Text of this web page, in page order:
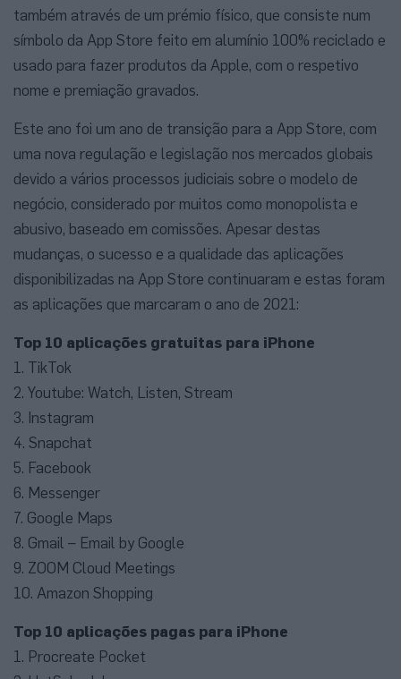
também através de um prémio físico, que consiste num
símbolo da App Store feito em alumínio 100% reciclado e
usado para fazer produtos da Apple, com o respetivo
nome e premiação gravados.
Este ano foi um ano de transição para a App Store, com
uma nova regulação e legislação nos mercados globais
devido a vários processos judiciais sobre o modelo de
negócio, considerado por muitos como monopolista e
abusivo, baseado em comissões. Apesar destas
mudanças, o sucesso e a qualidade das aplicações
disponibilizadas na App Store continuaram e estas foram
as aplicações que marcaram o ano de 2021:
Top 10 aplicações gratuitas para iPhone
1. TikTok
2. Youtube: Watch, Listen, Stream
3. Instagram
4. Snapchat
5. Facebook
6. Messenger
7. Google Maps
8. Gmail – Email by Google
9. ZOOM Cloud Meetings
10. Amazon Shopping
Top 10 aplicações pagas para iPhone
1. Procreate Pocket